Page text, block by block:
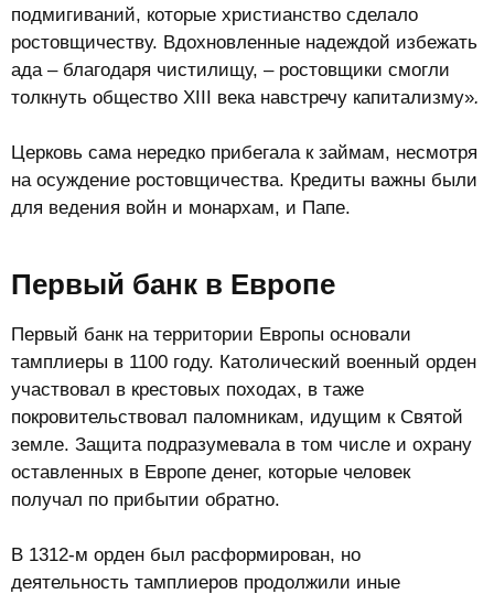
подмигиваний, которые христианство сделало
ростовщичеству. Вдохновленные надеждой избежать
ада – благодаря чистилищу, – ростовщики смогли
толкнуть общество XIII века навстречу капитализму».
Церковь сама нередко прибегала к займам, несмотря
на осуждение ростовщичества. Кредиты важны были
для ведения войн и монархам, и Папе.
Первый банк в Европе​
Первый банк на территории Европы основали
тамплиеры в 1100 году. Католический военный орден
участвовал в крестовых походах, в таже
покровительствовал паломникам, идущим к Святой
земле. Защита подразумевала в том числе и охрану
оставленных в Европе денег, которые человек
получал по прибытии обратно.
В 1312-м орден был расформирован, но
деятельность тамплиеров продолжили иные